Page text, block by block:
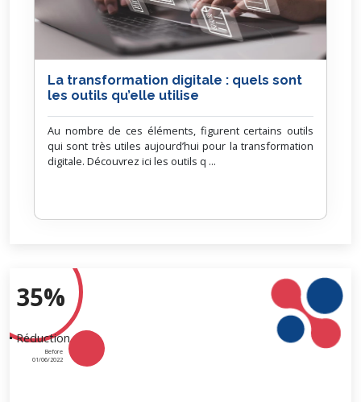
La transformation digitale : quels sont
les outils qu’elle utilise
Au nombre de ces éléments, figurent certains outils
qui sont très utiles aujourd’hui pour la transformation
digitale. Découvrez ici les outils q ...
35%
Réduction
Before
01/06/2022